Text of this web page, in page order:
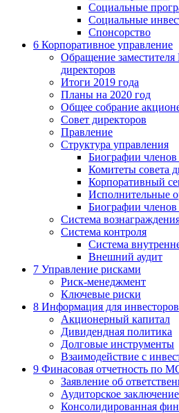
Социальные
Социальные
Спонсорство
6 Корпоративное управление
Обращение заместителя
директоров
Итоги 2019 года
Планы на 2020 год
Общее собрание
Совет директоров
Правление
Структура управления
Биографии членов
Комитеты совета
Корпоративный
Исполнительные
Биографии членов
Система
Система контроля
Система
Внешний аудит
7 Управление рисками
Риск-менеджмент
Ключевые риски
8 Информация для инвесторов
Акционерный капитал
Дивидендная политика
Долговые инструменты
Взаимодействие с
9 Финасовая отчетность по
Заявление об
Аудиторское
Консолидированная